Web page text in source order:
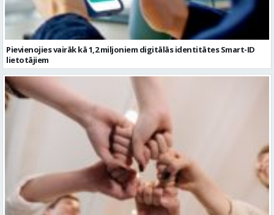
Pievienojies vairāk kā 1,2 miljoniem digitālās identitātes Smart-ID
lietotājiem